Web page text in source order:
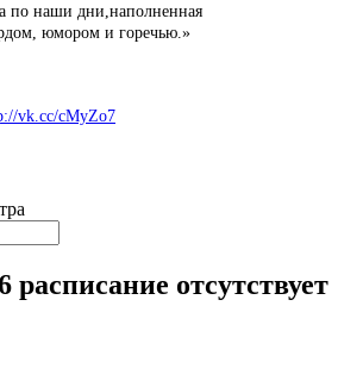
по наши дни,наполненная
юмором и горечью.»
vk.cc/cMyZo7
расписание отсутствует